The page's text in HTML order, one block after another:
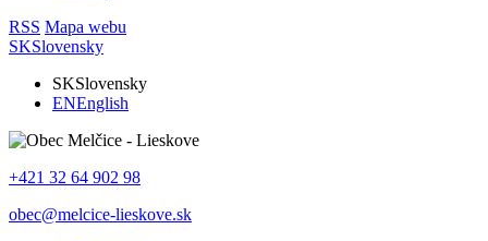
RSS Mapa webu
SKSlovensky
SKSlovensky
ENEnglish
+421 32 64 902 98
obec@melcice-lieskove.sk